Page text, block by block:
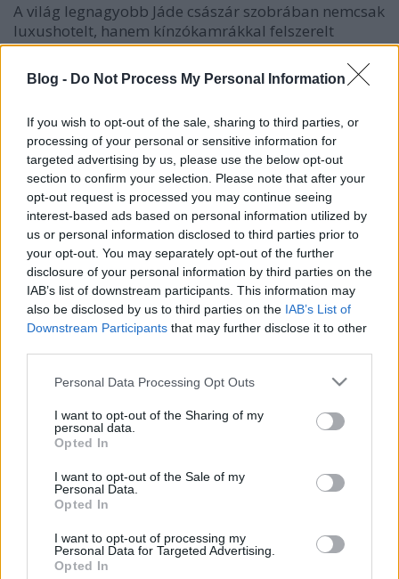
Blog - Do Not Process My Personal Information
If you wish to opt-out of the sale, sharing to third parties, or
processing of your personal or sensitive information for
targeted advertising by us, please use the below opt-out
section to confirm your selection. Please note that after your
opt-out request is processed you may continue seeing
interest-based ads based on personal information utilized by
us or personal information disclosed to third parties prior to
your opt-out. You may separately opt-out of the further
disclosure of your personal information by third parties on the
IAB’s list of downstream participants. This information may
also be disclosed by us to third parties on the IAB’s List of
Downstream Participants that may further disclose it to other
Please note that this website/app uses one or more Google
not limited to your visit or usage behaviour. You may click to
grant or deny consent to Google and its third-party tags to
use your data for below specified purposes in below Google
consent section.
Personal Data Processing Opt Outs
I want to opt-out of the Sharing of my
personal data.
Opted In
I want to opt-out of the Sale of my
Personal Data.
Opted In
I want to opt-out of processing my
Personal Data for Targeted Advertising.
Opted In
A világ legnagyobb Jáde császár szobrában nemcsak
luxushotelt, hanem kínzókamrákkal felszerelt
démonok "lakta" Disneylandet is felépítettek a
kínaiak. A szomszédos Ördögök városában már
ennél extrább gyötrelmekben lehet részünk. A világ
Tengerfenék mélyéről figyelnek
minket a holtak és a Lenin-fiúk
donkanyar•2011. augusztus 05.
Titokzatos és félelmetes szoborpark-világot
építettek a mexikói Cancúnhoz és az ukrajnai
Tarhankuthoz közeli tengerfenekekre. Míg az előbbi